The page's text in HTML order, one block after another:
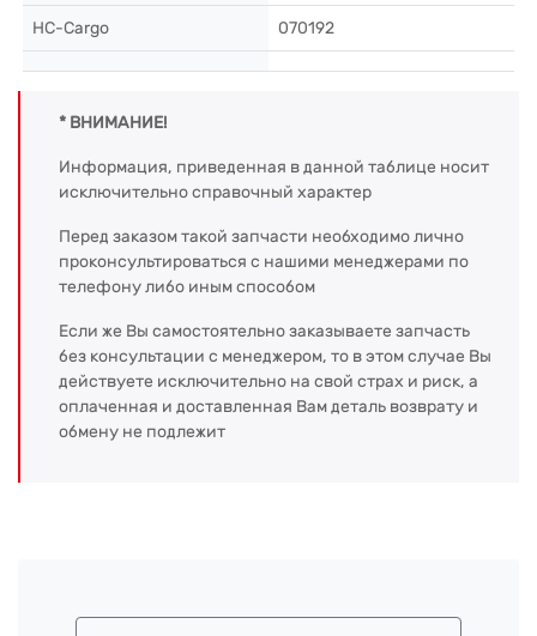
HC-Cargo 070192
* ВНИМАНИЕ!
Информация, приведенная в данной таблице носит
исключительно справочный характер
Перед заказом такой запчасти необходимо лично
проконсультироваться с нашими менеджерами по
телефону либо иным способом
Если же Вы самостоятельно заказываете запчасть
без консультации с менеджером, то в этом случае Вы
действуете исключительно на свой страх и риск, а
оплаченная и доставленная Вам деталь возврату и
обмену не подлежит